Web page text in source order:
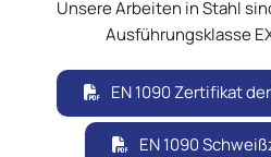
Unsere Arbeiten in Stahl
Ausführungsklasse
EN 1090 Zertifikat
EN 1090